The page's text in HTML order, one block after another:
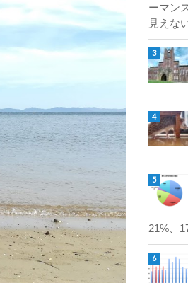
ーマン
見えな
21%、